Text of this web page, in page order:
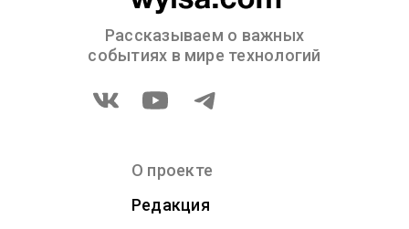
Рассказываем о важных
событиях в мире технологий
О проекте
Редакция